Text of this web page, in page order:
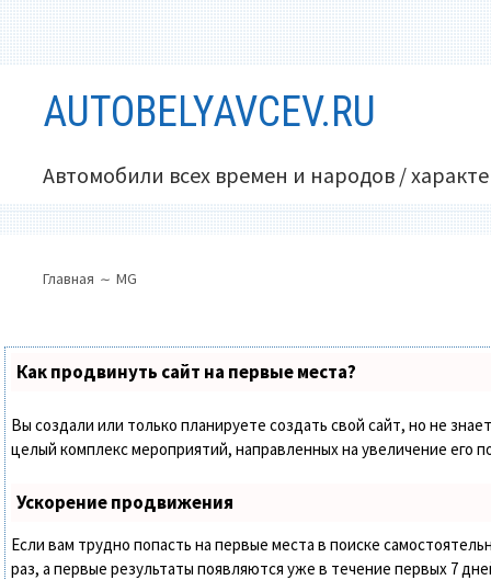
содержимомуAUTOBELYAVCEV.RU
Автомобили всех времен и народов /
МЕНЮ
САЙТЕ
(ХЛЕБНЫЕ
КРОШКИ)
Главная MG
Как продвинуть сайт на первые места?
Вы создали или только планируете создать свой сайт, но не
целый комплекс мероприятий, направленных на увеличение его
Ускорение продвижения
Если вам трудно попасть на первые места в поиске
раз, а первые результаты появляются уже в течение первых 7